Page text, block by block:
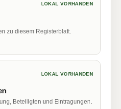
LOKAL VORHANDEN
zu diesem Registerblatt.
LOKAL VORHANDEN
Beteiligten und Eintragungen.